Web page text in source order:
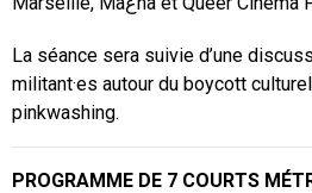
La séance sera suivie d’une
militant·es autour du boycott
pinkwashing.
PROGRAMME DE 7 COURTS